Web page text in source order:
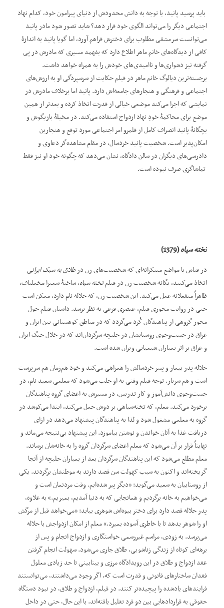
باید پرسید پانیذ، با توجه به دانش محدودش از دنیای پیرامون خود، کدام نهاد
اجتماعی دیگر را می‌تواند الگوی خود قرار دهد؟ شاید تصور شود مادر پانیذ
می‌توانست سرمشقی مطلوب برای دخترش فراهم آورد، اما گویا پانیذ به اندازۀ
کافی از دیدگاه‌های خانم ماهر اطلاع دارد که بفهمد مسیری که مادرش در پی
گرفته نیز دشواری‌ها و ناامیدی‌های خودش را به همراه خواهد داشت.
برجسته‌ترین دیالوگ خانم ماهر در فیلم حکایت از سرسپردگی او به ارزش‌های
اجتماعی و فرهنگی و هنجارهای جامعه‌اش دارد. پانیذ اما برخلاف مادرش در
نمایشی که اجرا می‌کند موضعی خیالی از قدرت اتخاذ کرده و بعدتر از همین
موضع برای محاکمۀ خودِ نهاد ازدواج استفاده می‌کند. در مخیلۀ بازیگوش و
بچگانۀ پانیذ انصراف کامل از قلمرو امر اجتماعی مورد توقع و هنجارین
امکان‌پذیر است. شخصیت پانیذ خردسال، در مقام مشاهده‌گر دعاوی و
دادرسی‌های دیگران در سالن دادگاه، نشان می‌دهد که چگونه خود او نیز فقط
تماشاگری صرف نبوده است.
تخته سیاه(1379)
در قیاس با مواضع مبتکرانه‌ای که شخصیت‌های زن درطلاق به سبک ایرانی
اتخاذ می‌کنند، یگانه شخصیت زن در فیلمتخته سیاه، ساختۀ سمیرا مخملباف،
ظاهراً منفعلانه عمل می‌کند. این شخصیت زن، که حلاله نام دارد، ممکن است
حتی در روایت محوری فیلم، عنصری فرعی به نظر برسد. داستان فیلم حول
محور گروهی از پناهندگان کُرد می‌گردد که در مناطق کوهستانی بین ایران و
عراق در جست‌وجوی روستایشان در حلبچه سرگردان‌اند که در خلال جنگ ایران
و عراق بر اثر بمباران شیمیایی ویران شده است.
حلاله پدر بیمار و پسر خردسالش را همراهی می‌کند و خود هم‌زمان هم سرپرست
است و هم سربار. توجه فیلم وقتی به او جلب می‌شود که معلمی سعید نام، در
جست‌وجوی دانش‌آموز و کار تدریس، در مسیرش به اعضای گروه پناهندگان
برخورد می‌کند. معلم، که تخته‌سیاهی بر دوش حمل می‌کند، ابتدا می‌کوشد در
گروه به معلمی مشغول شود و لذا به پناهندگان پیشنهاد می‌دهد در ازای
دریافت غذا به آنان خواندن و نوشتن بیاموزد. این پیشنهاد بی‌نتیجه می‌ماند و
نهایتاً قرار بر آن می‌شود که معلم اعضای سرگردان گروه را به خانه‌شان برساند.
معلم مطلع می‌شود که این پناهندگان سرگردان بعد از بمباران حلبچه از آنجا
گریخته‌اند و اکنون به سبب کهولت سن قصد دارند به موطنشان برگردند. یکی
از روستاییان به سعید می‌گوید: ”دیگر پیر شده‌ایم. وقت مردنمان است و
می‌خواهیم به خانه برگردیم و همانجایی که به دنیا آمدیم، بمیریم.“ به‌ علاوه،
پدر حلاله قصد دارد برای دختر بیوه‌اش شوهری بیابد: ”می‌خواهد قبل از مرگش
او را شوهر بدهد تا با خاطری آسوده بمیرد.“ معلم از امکان ازدواجش با حلاله
می‌پرسد. به زودی، مراسم غیررسمی خواستگاری و ازدواج انجام و پس از
برهه‌ای کوتاه از زندگی زناشویی، طلاق جاری می‌شود. سهولت انجام گرفتن
عقد ازدواج و طلاق در این رویدادگاه مرزی و بینابینی تا حد زیادی معلول
فقدان ساختارهای قانونی و قدرت است که، اگر وجود می‌داشتند، می‌توانستند
فرایند‌های یادشده را پیچیده‌تر کنند. در فیلم، ازدواج و طلاق، در نبود دستگاه
حقوقی به قراردادهایی بین دو فرد تقلیل یافته‌اند. با این ‌حال، حتی در داخل